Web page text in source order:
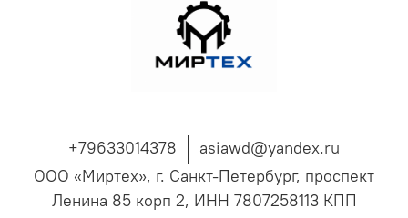
+79633014378
asiawd@yandex.ru
ООО «Миртех», г. Санкт-Петербург, проспект
Ленина 85 корп 2, ИНН 7807258113 КПП